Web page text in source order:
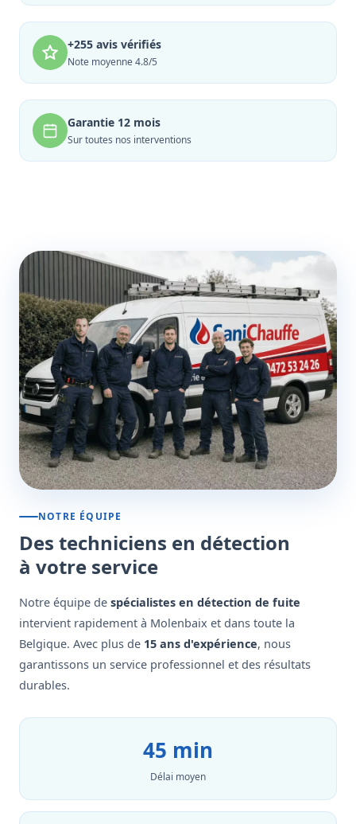
+255 avis vérifiés
Note moyenne 4.8/5
Garantie 12 mois
Sur toutes nos interventions
NOTRE ÉQUIPE
Des techniciens en détection
à votre service
Notre équipe de spécialistes en détection de fuite
intervient rapidement à Molenbaix et dans toute la
Belgique. Avec plus de 15 ans d'expérience, nous
garantissons un service professionnel et des résultats
durables.
45 min
Délai moyen